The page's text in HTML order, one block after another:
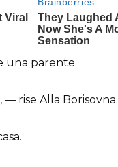
una parente.
rise Alla Borisovna.